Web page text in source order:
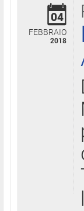
04
FEBBRAIO
2018